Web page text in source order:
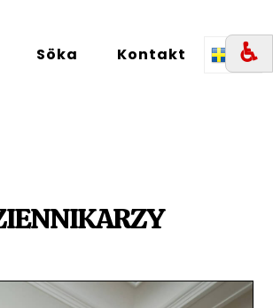
♿︎
SE
Söka Kontakt